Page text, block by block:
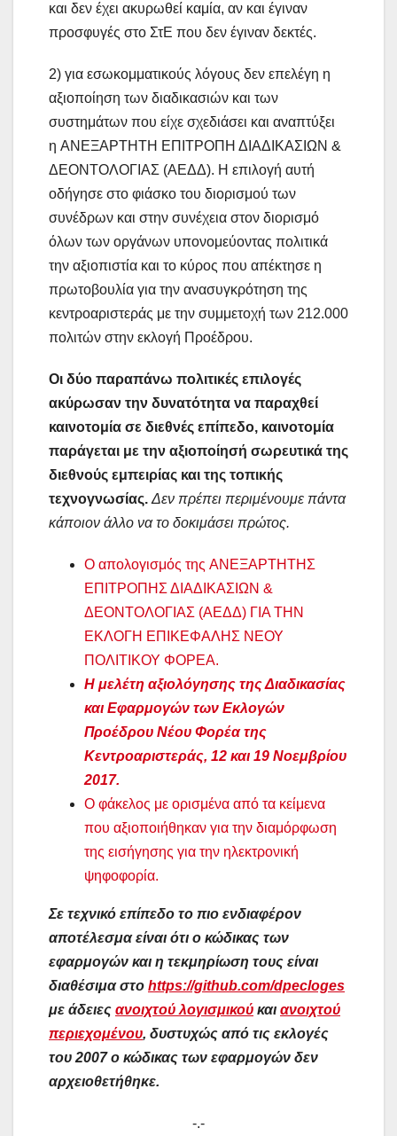
και δεν έχει ακυρωθεί καμία, αν και έγιναν
προσφυγές στο ΣτΕ που δεν έγιναν δεκτές.
2) για εσωκομματικούς λόγους δεν επελέγη η
αξιοποίηση των διαδικασιών και των
συστημάτων που είχε σχεδιάσει και αναπτύξει
η ANEΞΑΡΤΗΤΗ ΕΠΙΤΡΟΠΗ ΔΙΑΔΙΚΑΣΙΩΝ &
ΔΕΟΝΤΟΛΟΓΙΑΣ (ΑΕΔΔ). Η επιλογή αυτή
οδήγησε στο φιάσκο του διορισμού των
συνέδρων και στην συνέχεια στον διορισμό
όλων των οργάνων υπονομεύοντας πολιτικά
την αξιοπιστία και το κύρος που απέκτησε η
πρωτοβουλία για την ανασυγκρότηση της
κεντροαριστεράς με την συμμετοχή των 212.000
πολιτών στην εκλογή Προέδρου.
Οι δύο παραπάνω πολιτικές επιλογές
ακύρωσαν την δυνατότητα να παραχθεί
καινοτομία σε διεθνές επίπεδο, καινοτομία
παράγεται με την αξιοποίησή σωρευτικά της
διεθνούς εμπειρίας και της τοπικής
τεχνογνωσίας. Δεν πρέπει περιμένουμε πάντα
κάποιον άλλο να το δοκιμάσει πρώτος.
Ο απολογισμός της ANEΞΑΡΤΗΤΗΣ
ΕΠΙΤΡΟΠΗΣ ΔΙΑΔΙΚΑΣΙΩΝ &
ΔΕΟΝΤΟΛΟΓΙΑΣ (ΑΕΔΔ) ΓΙΑ ΤΗΝ
ΕΚΛΟΓΗ ΕΠΙΚΕΦΑΛΗΣ ΝΕΟΥ
ΠΟΛΙΤΙΚΟΥ ΦΟΡΕΑ.
Η μελέτη αξιολόγησης της Διαδικασίας
και Εφαρμογών των Εκλογών
Προέδρου Νέου Φορέα της
Κεντροαριστεράς, 12 και 19 Νοεμβρίου
2017.
O φάκελος με ορισμένα από τα κείμενα
που αξιοποιήθηκαν για την διαμόρφωση
της εισήγησης για την ηλεκτρονική
ψηφοφορία.
Σε τεχνικό επίπεδο το πιο ενδιαφέρον
αποτέλεσμα είναι ότι ο κώδικας των
εφαρμογών και η τεκμηρίωση τους είναι
διαθέσιμα στο https://github.com/dpecloges
με άδειες ανοιχτού λογισμικού και ανοιχτού
περιεχομένου, δυστυχώς από τις εκλογές
του 2007 ο κώδικας των εφαρμογών δεν
αρχειοθετήθηκε.
-.-